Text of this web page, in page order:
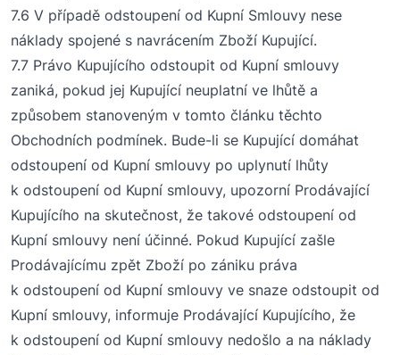
7.6 V případě odstoupení od Kupní Smlouvy nese
náklady spojené s navrácením Zboží Kupující.
7.7 Právo Kupujícího odstoupit od Kupní smlouvy
zaniká, pokud jej Kupující neuplatní ve lhůtě a
způsobem stanoveným v tomto článku těchto
Obchodních podmínek. Bude-li se Kupující domáhat
odstoupení od Kupní smlouvy po uplynutí lhůty
k odstoupení od Kupní smlouvy, upozorní Prodávající
Kupujícího na skutečnost, že takové odstoupení od
Kupní smlouvy není účinné. Pokud Kupující zašle
Prodávajícímu zpět Zboží po zániku práva
k odstoupení od Kupní smlouvy ve snaze odstoupit od
Kupní smlouvy, informuje Prodávající Kupujícího, že
k odstoupení od Kupní smlouvy nedošlo a na náklady